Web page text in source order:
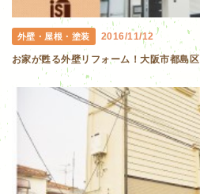
外壁・屋根・塗装 2016/11/12
お家が甦る外壁リフォーム！大阪市都島区